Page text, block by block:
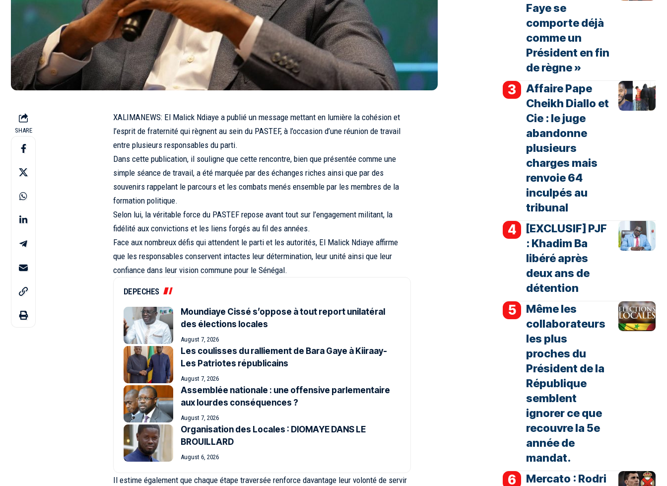
SHARE
XALIMANEWS: El Malick Ndiaye a publié un message mettant en lumière la cohésion et
l’esprit de fraternité qui règnent au sein du PASTEF, à l’occasion d’une réunion de travail
entre plusieurs responsables du parti.
Dans cette publication, il souligne que cette rencontre, bien que présentée comme une
simple séance de travail, a été marquée par des échanges riches ainsi que par des
souvenirs rappelant le parcours et les combats menés ensemble par les membres de la
formation politique.
Selon lui, la véritable force du PASTEF repose avant tout sur l’engagement militant, la
fidélité aux convictions et les liens forgés au fil des années.
Face aux nombreux défis qui attendent le parti et les autorités, El Malick Ndiaye affirme
que les responsables conservent intactes leur détermination, leur unité ainsi que leur
confiance dans leur vision commune pour le Sénégal.
DEPECHES
Moundiaye Cissé s’oppose à tout report unilatéral
des élections locales
August 7, 2026
Les coulisses du ralliement de Bara Gaye à Kiiraay-
Les Patriotes républicains
August 7, 2026
Assemblée nationale : une offensive parlementaire
aux lourdes conséquences ?
August 7, 2026
Organisation des Locales : DIOMAYE DANS LE
BROUILLARD
August 6, 2026
Il estime également que chaque étape traversée renforce davantage leur volonté de servir
Faye se
comporte déjà
comme un
Président en fin
de règne »
Affaire Pape
Cheikh Diallo et
Cie : le juge
abandonne
plusieurs
charges mais
renvoie 64
inculpés au
tribunal
[EXCLUSIF] PJF
: Khadim Ba
libéré après
deux ans de
détention
Même les
collaborateurs
les plus
proches du
Président de la
République
semblent
ignorer ce que
recouvre la 5e
année de
mandat.
Mercato : Rodri